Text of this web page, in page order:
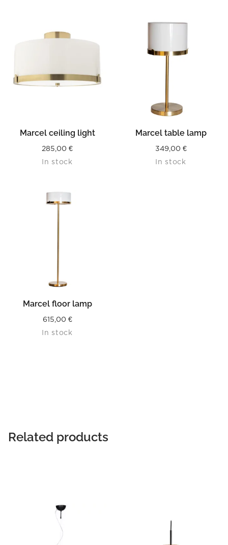
Marcel ceiling light
285,00 €
In stock
Marcel table lamp
349,00 €
In stock
Marcel floor lamp
615,00 €
In stock
Related products